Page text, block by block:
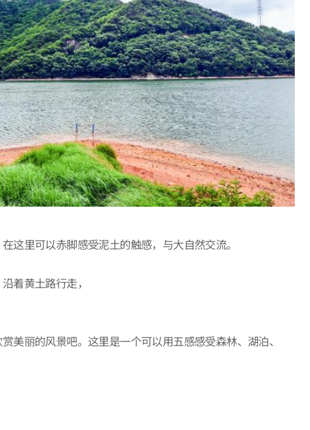
里可以赤脚感受泥土的触感，与大自然交流。
着黄土路行走，
丽的风景吧。这里是一个可以用五感感受森林、湖泊、